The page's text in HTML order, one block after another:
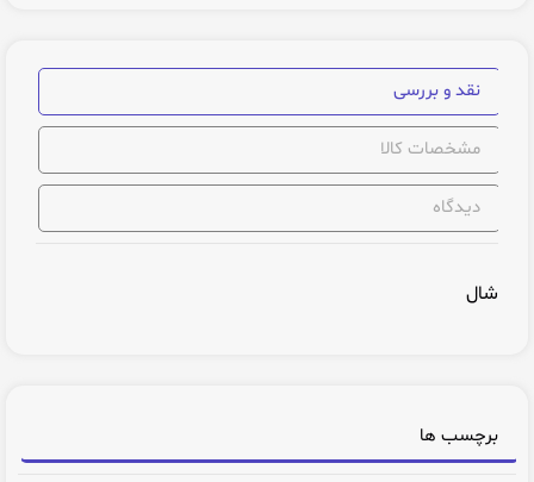
نقد و بررسی
مشخصات کالا
دیدگاه
شال
برچسب ها